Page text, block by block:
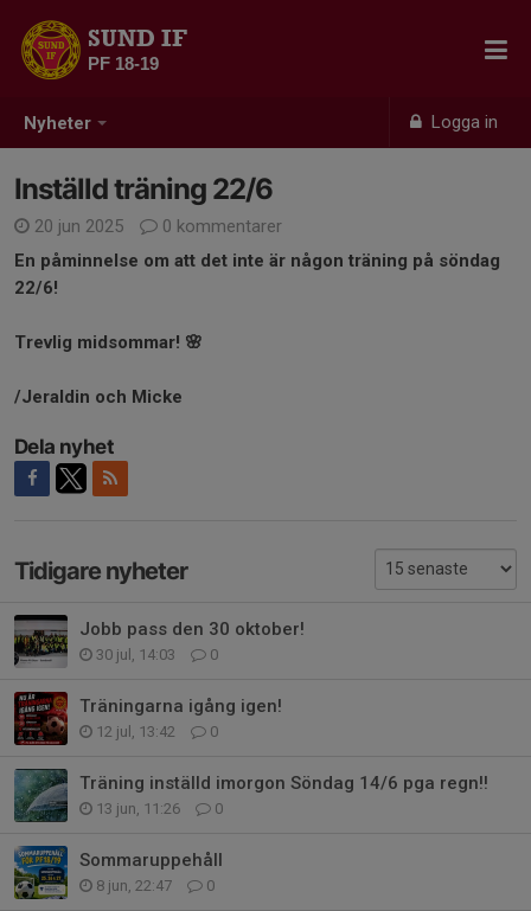
Nyheter Logga in
SUND IF
PF 18-19
Inställd träning 22/6
20 jun 2025
0 kommentarer
En påminnelse om att det inte är någon träning på söndag
22/6!
Trevlig midsommar! 🌸
/Jeraldin och Micke
Dela nyhet
Tidigare nyheter
Jobb pass den 30 oktober!
30 jul, 14:03 0
Träningarna igång igen!
12 jul, 13:42 0
Träning inställd imorgon Söndag 14/6 pga regn!!
13 jun, 11:26 0
Sommaruppehåll
8 jun, 22:47 0